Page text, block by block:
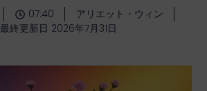
07:40
アリエット・ウィン
最終更新日 2026年7月31日